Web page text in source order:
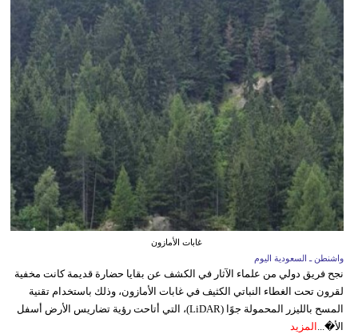
غابات الأمازون
واشنطن ـ السعودية اليوم
نجح فريق دولي من علماء الآثار في الكشف عن بقايا حضارة قديمة كانت مخفية
لقرون تحت الغطاء النباتي الكثيف في غابات الأمازون، وذلك باستخدام تقنية
المسح بالليزر المحمولة جوًا (LiDAR)، التي أتاحت رؤية تضاريس الأرض أسفل
الأ�... المزيد